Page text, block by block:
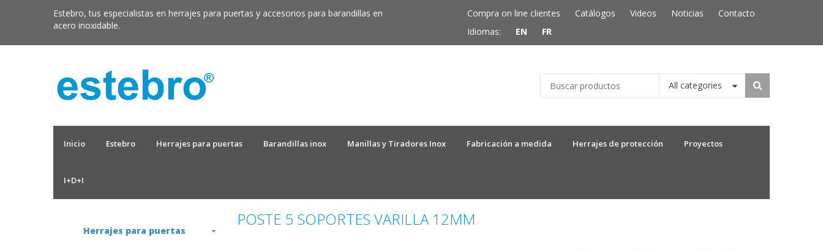
Estebro, tus especialistas en herrajes para puertas y accesorios para barandillas en
acero inoxidable.
Compra on line clientes Catálogos Videos Noticias
Contacto
Idiomas:
EN FR
All categories
Inicio Estebro Herrajes para puertas Barandillas inox Manillas y Tiradores Inox Fabricación a medida Herrajes de protección Proyectos
I+D+I
Herrajes para puertas
POSTE 5 SOPORTES VARILLA 12MM